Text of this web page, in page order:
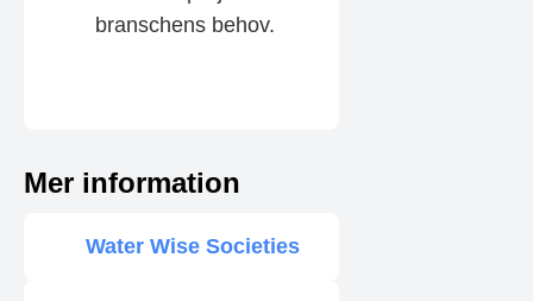
branschens behov.
Mer information
Water Wise Societies